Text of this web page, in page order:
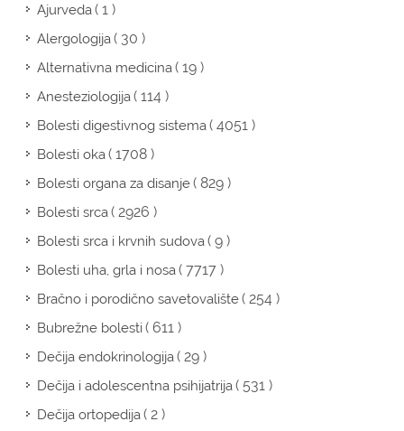
Ajurveda( 1 )
Alergologija( 30 )
Alternativna medicina( 19 )
Anesteziologija( 114 )
Bolesti digestivnog sistema( 4051 )
Bolesti oka( 1708 )
Bolesti organa za disanje( 829 )
Bolesti srca( 2926 )
Bolesti srca i krvnih sudova( 9 )
Bolesti uha, grla i nosa( 7717 )
Bračno i porodično savetovalište( 254 )
Bubrežne bolesti( 611 )
Dečija endokrinologija( 29 )
Dečija i adolescentna psihijatrija( 531 )
Dečija ortopedija( 2 )